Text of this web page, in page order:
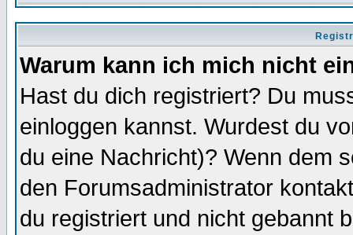
Warum kann ich mich nicht
Hast du dich registriert? Du
einloggen kannst. Wurdest du
du eine Nachricht)? Wenn dem
den Forumsadministrator
du registriert und nicht gebannt